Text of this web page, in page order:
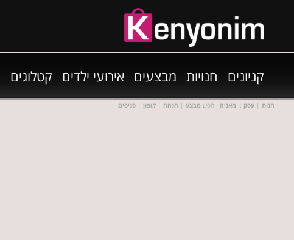
קניונים חנויות מבצעים אירועי ילדים קטלוגים
חנות | עסק :: מאניה - חפש מבצע | הנחה | קופון | סניפים